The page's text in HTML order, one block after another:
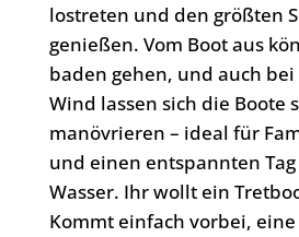
lostreten und den größten
genießen. Vom Boot aus
baden gehen, und auch
Wind lassen sich die Boote
manövrieren – ideal für
und einen entspannten
Wasser. Ihr wollt ein
Kommt einfach vorbei,